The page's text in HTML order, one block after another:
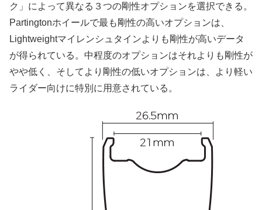
ク」によって異なる３つの剛性オプションを選択できる。
Partingtonホイールで最も剛性の高いオプションは、
Lightweightマイレンシュタインよりも剛性が高いデータ
が得られている。中程度のオプションはそれよりも剛性が
やや低く、そしてより剛性の低いオプションは、より軽い
ライダー向けに特別に用意されている。